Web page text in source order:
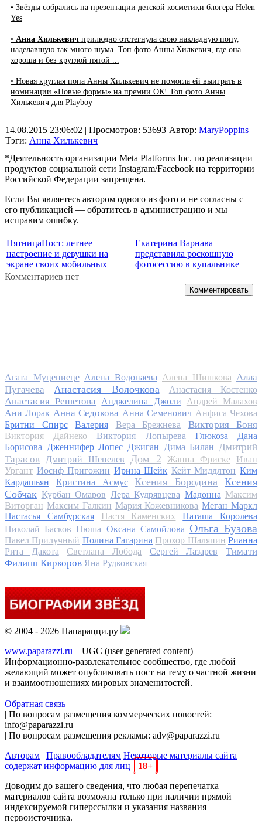
• Звёзды собрались на презентации детской косметики блогера Helen
Yes
• Анна Хилькевич прилюдно отстегнула свою накладную попу,
наделавшую так много шума. Топ фото Анны Хилкевич, где она
хороша и без круглой пятой ...
• Новая круглая попа Анны Хилькевич не помогла ей выиграть в
номинации «Новые формы» на премии ОК! Топ фото Анны
Хилькевич для Playboy
14.08.2015 23:06:02 | Просмотров: 53693
Тэги: Анна Хилькевич
Автор: MaryPoppins
*Деятельность организации Meta Platforms Inc. по реализации
продуктов социальной сети Instagram/Facebook на территории
Российской Федерации запрещена.
Если Вы являетесь автором одного из фото и не согласны с
его публикацией — обратитесь в администрацию и мы
исправим ошибку.
ПятницаПост: летнее
настроение и девушки на
экране своих мобильных
Екатерина Варнава
представила роскошную
фотосессию в купальнике
Комментариев нет
Комментировать
Агата Муцениеце Алена Водонаева Алена Шишкова Алла
Пугачева
Анастасия Волочкова Анастасия Костенко
Анастасия Решетова Анджелина Джоли Андрей Малахов
Ани Лорак Анна Седокова Анна Семенович Анфиса Чехова
Бритни Спирс
Валерия Вера Брежнева Виктория Боня
Виктория Дайнеко Виктория Лопырева Глюкоза
Дана
Борисова Дженнифер Лопес Джиган Дима Билан Дмитрий
Тарасов Дмитрий Шепелев Дом 2 Жанна Фриске
Иван
Ургант Иосиф Пригожин Ирина Шейк Кейт Миддлтон Ким
Кардашьян
Кристина Асмус Ксения Бородина
Ксения
Собчак Курбан Омаров Лера Кудрявцева Мадонна Максим
Виторган Максим Галкин Мария Кожевникова Меган Маркл
Настасья Самбурская
Настя Каменских
Наташа Королева
Николай Басков Нюша Оксана Самойлова Ольга Бузова
Павел Прилучный Полина Гагарина Прохор Шаляпин Рианна
Рита Дакота
Светлана Лобода Сергей Лазарев
Тимати
Филипп Киркоров Яна Рудковская
© 2004 - 2026 Папарацци.ру
www.paparazzi.ru – UGC (user generated content)
Информационно-развлекательное сообщество, где любой
желающий может опубликовать пост на тему о частной жизни
и взаимоотношениях мировых знаменитостей.
Обратная связь
| По вопросам размещения коммерческих новостей:
info@paparazzi.ru
| По вопросам размещения рекламы: adv@paparazzi.ru
Авторам | Правообладателям Некоторые материалы сайта
содержат информацию для лиц
18+
Доводим до вашего сведения, что любая перепечатка
материалов сайта возможна только при наличии прямой
индексируемой гиперссылки и указания названия
первоисточника.